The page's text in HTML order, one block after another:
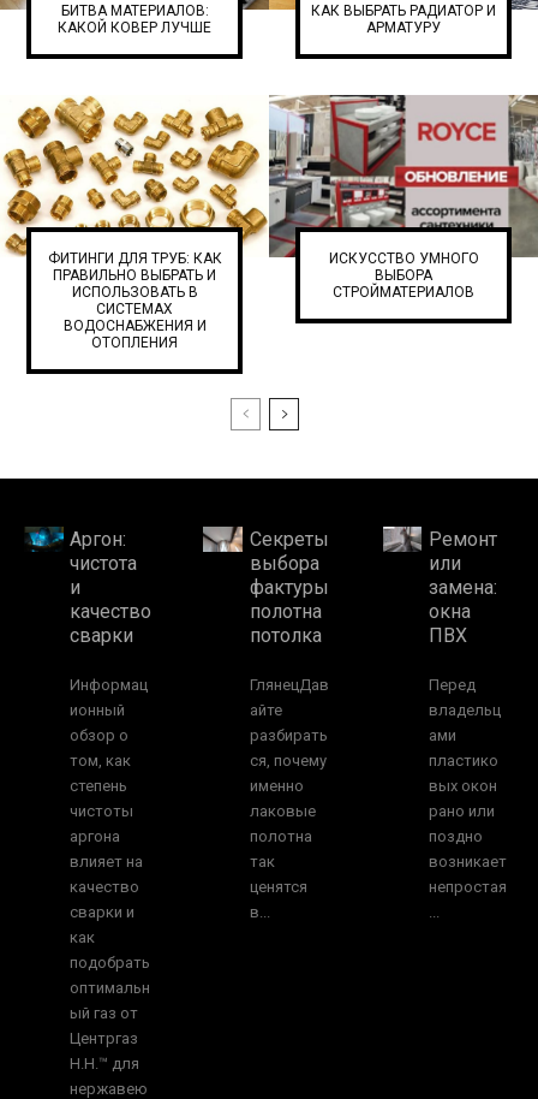
БИТВА МАТЕРИАЛОВ:
КАКОЙ КОВЕР ЛУЧШЕ
КАК ВЫБРАТЬ РАДИАТОР И
АРМАТУРУ
ФИТИНГИ ДЛЯ ТРУБ: КАК
ПРАВИЛЬНО ВЫБРАТЬ И
ИСПОЛЬЗОВАТЬ В
СИСТЕМАХ
ВОДОСНАБЖЕНИЯ И
ОТОПЛЕНИЯ
ИСКУССТВО УМНОГО
ВЫБОРА
СТРОЙМАТЕРИАЛОВ
Аргон:
чистота
и
качество
сварки
Информац
ионный
обзор о
том, как
степень
чистоты
аргона
влияет на
качество
сварки и
как
подобрать
оптимальн
ый газ от
Центргаз
Н.Н.™ для
нержавею
Секреты
выбора
фактуры
полотна
потолка
ГлянецДав
айте
разбирать
ся, почему
именно
лаковые
полотна
так
ценятся
в...
Ремонт
или
замена:
окна
ПВХ
Перед
владельц
ами
пластико
вых окон
рано или
поздно
возникает
непростая